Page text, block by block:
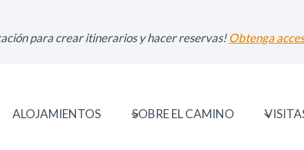
para crear itinerarios y hacer reservas!Obtenga
ALOJAMIENTOS SOBRE EL CAMINO